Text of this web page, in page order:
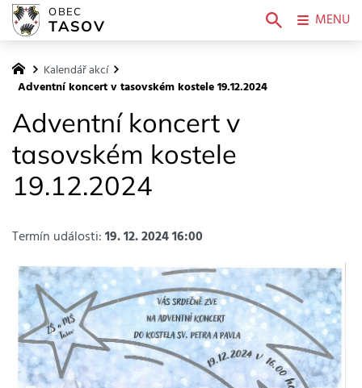
Kalendář akcí
Adventní koncert v tasovském kostele 19.12.2024
Adventní koncert v
tasovském kostele
19.12.2024
Termín události:19. 12. 2024 16:00
OBEC
TASOV MENU